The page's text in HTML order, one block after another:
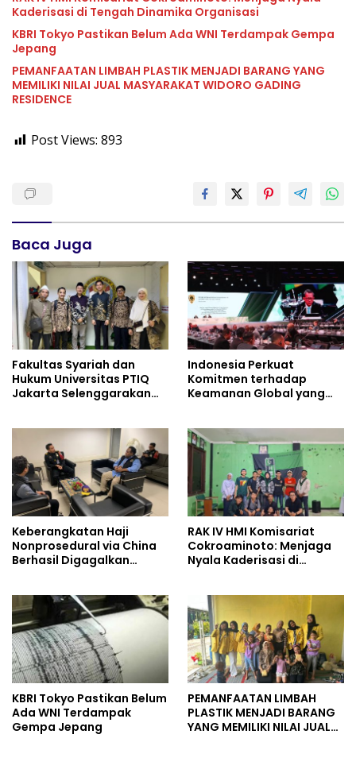
Kaderisasi di Tengah Dinamika Organisasi
KBRI Tokyo Pastikan Belum Ada WNI Terdampak Gempa
Jepang
PEMANFAATAN LIMBAH PLASTIK MENJADI BARANG YANG
MEMILIKI NILAI JUAL MASYARAKAT WIDORO GADING
RESIDENCE
Post Views: 893
Baca Juga
Fakultas Syariah dan
Hukum Universitas PTIQ
Jakarta Selenggarakan
Indonesia Perkuat
Komitmen terhadap
Keamanan Global yang
Keberangkatan Haji
Nonprosedural via China
Berhasil Digagalkan
RAK IV HMI Komisariat
Cokroaminoto: Menjaga
Nyala Kaderisasi di
KBRI Tokyo Pastikan Belum
Ada WNI Terdampak
Gempa Jepang
PEMANFAATAN LIMBAH
PLASTIK MENJADI BARANG
YANG MEMILIKI NILAI JUAL